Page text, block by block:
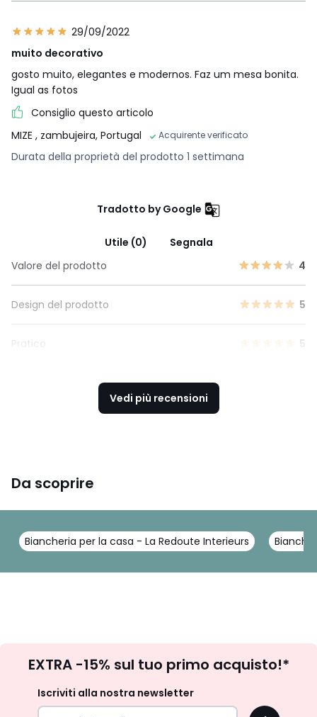
29/09/2022
muito decorativo
gosto muito, elegantes e modernos. Faz um mesa bonita.
Igual as fotos
Consiglio questo articolo
MIZE , zambujeira, Portugal Acquirente verificato
Durata della proprietà del prodotto 1 settimana
Tradotto by Google
Utile (0)
Segnala
Valore del prodotto
4
Design del prodotto 5
Pratico 5
Vedi più recensioni
Da scoprire
Biancheria per la casa - La Redoute Interieurs
newsletter
EXTRA -15% sul tuo primo acquisto!*
Iscriviti alla nostra newsletter
OK